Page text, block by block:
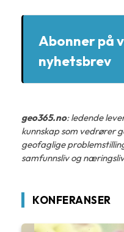
Abonner på
nyhetsbrev
geo365.no: ledende
kunnskap som vedrører
geofaglige
samfunnsliv og
KONFERANSER